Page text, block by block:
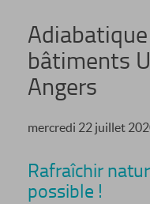
bâtiments
Angers
mercredi 22 juillet
Rafraîchir
possible !